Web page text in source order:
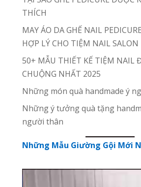
THÍCH
MAY ÁO DA GHẾ NAIL
HỢP LÝ CHO TIỆM NAIL SALON
50+ MẪU THIẾT KẾ TIỆM NAIL
CHUỘNG NHẤT 2025
Những món quà handmade ý
Những ý tưởng quà tặng
người thân
Những Mẫu Giường Gội Mới